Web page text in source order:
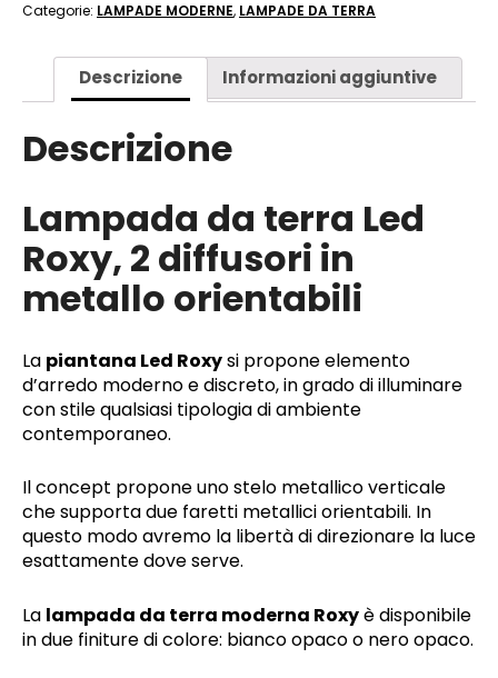
Categorie: LAMPADE MODERNE, LAMPADE DA TERRA
Descrizione Informazioni aggiuntive
Descrizione
Lampada da terra Led
Roxy, 2 diffusori in
metallo orientabili
La piantana Led Roxysi propone elemento
d’arredo moderno e discreto, in grado di illuminare
con stile qualsiasi tipologia di ambiente
contemporaneo.
Il concept propone uno stelo metallico verticale
che supporta due faretti metallici orientabili. In
questo modo avremo la libertà di direzionare la luce
esattamente dove serve.
La lampada da terra moderna Roxyè disponibile
in due finiture di colore: bianco opaco o nero opaco.